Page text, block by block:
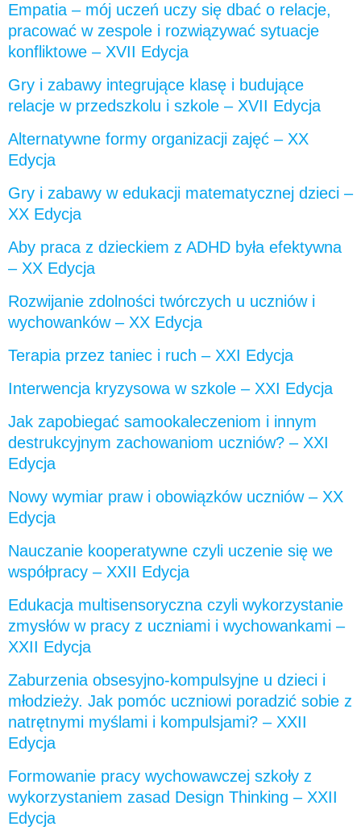
Empatia – mój uczeń uczy się dbać o relacje,
pracować w zespole i rozwiązywać sytuacje
konfliktowe – XVII Edycja
Gry i zabawy integrujące klasę i budujące
relacje w przedszkolu i szkole – XVII Edycja
Alternatywne formy organizacji zajęć – XX
Edycja
Gry i zabawy w edukacji matematycznej dzieci –
XX Edycja
Aby praca z dzieckiem z ADHD była efektywna
– XX Edycja
Rozwijanie zdolności twórczych u uczniów i
wychowanków – XX Edycja
Terapia przez taniec i ruch – XXI Edycja
Interwencja kryzysowa w szkole – XXI Edycja
Jak zapobiegać samookaleczeniom i innym
destrukcyjnym zachowaniom uczniów? – XXI
Edycja
Nowy wymiar praw i obowiązków uczniów – XX
Edycja
Nauczanie kooperatywne czyli uczenie się we
współpracy – XXII Edycja
Edukacja multisensoryczna czyli wykorzystanie
zmysłów w pracy z uczniami i wychowankami –
XXII Edycja
Zaburzenia obsesyjno-kompulsyjne u dzieci i
młodzieży. Jak pomóc uczniowi poradzić sobie z
natrętnymi myślami i kompulsjami? – XXII
Edycja
Formowanie pracy wychowawczej szkoły z
wykorzystaniem zasad Design Thinking – XXII
Edycja